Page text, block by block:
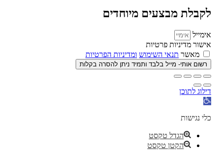
לקבלת מבצעים מיוחדים
אימייל
אישור מדיניות פרטיות
מאשר תנאי השימוש ומדיניות הפרטיות
רשום אותי- מייל בלבד ותמיד ניתן להסרה בקלות
דילוג לתוכן
פתח
נגישות
כלי נגישות
הגדל טקסט
הקטן טקסט